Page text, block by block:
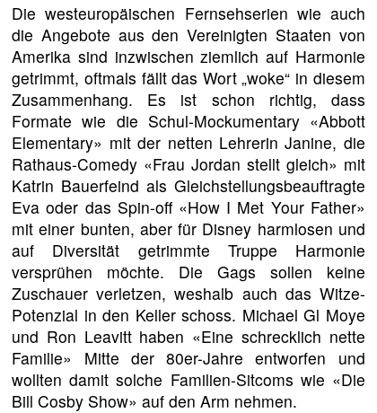
Die westeuropäischen Fernsehserien wie auch
die Angebote aus den Vereinigten Staaten von
Amerika sind inzwischen ziemlich auf Harmonie
getrimmt, oftmals fällt das Wort „woke“ in diesem
Zusammenhang. Es ist schon richtig, dass
Formate wie die Schul-Mockumentary «Abbott
Elementary» mit der netten Lehrerin Janine, die
Rathaus-Comedy «Frau Jordan stellt gleich» mit
Katrin Bauerfeind als Gleichstellungsbeauftragte
Eva oder das Spin-off «How I Met Your Father»
mit einer bunten, aber für Disney harmlosen und
auf Diversität getrimmte Truppe Harmonie
versprühen möchte. Die Gags sollen keine
Zuschauer verletzen, weshalb auch das Witze-
Potenzial in den Keller schoss. Michael Gl Moye
und Ron Leavitt haben «Eine schrecklich nette
Familie» Mitte der 80er-Jahre entworfen und
wollten damit solche Familien-Sitcoms wie «Die
Bill Cosby Show» auf den Arm nehmen.